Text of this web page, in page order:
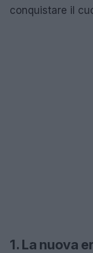
conquistare il
1. La nuova